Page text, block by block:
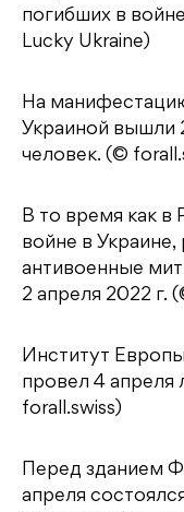
погибших в
Lucky Ukraine)
На
Украиной вышли
человек. (©
В то время как в
войне в
антивоенные
2 апреля 2022 г.
Институт
провел 4 апреля
forall.swiss)
Перед зданием
апреля